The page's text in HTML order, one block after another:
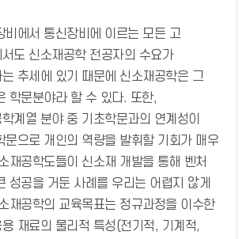
비에서 통신장비에 이르는 모든 고
도 신소재공학 전공자의 수요가
추세에 있기 때문에 신소재공학은 그
학문분야라 할 수 있다. 또한,
계열 분야 중 기초학문과의 연계성이
문으로 개인의 역량을 발휘할 기회가 매우
재공학도들이 신소재 개발을 통해 벤처
성공을 거둔 사례를 우리는 어렵지 않게
재공학의 교육목표는 정규과정을 이수한
재료의 물리적 특성(전기적, 기계적,